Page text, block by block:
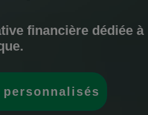
financière dédiée à